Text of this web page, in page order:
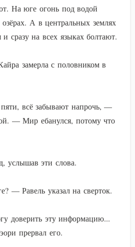
На юге огонь под водой
А в центральных землях
сразу на всех языках болтают.
замерла с половником в
всё забывают напрочь, —
— Мир ебанулся, потому что
услышав эти слова.
— Равель указал на сверток.
доверить эту информацию...
прервал его.